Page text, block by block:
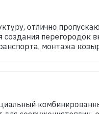
отлично
создания перегородок
монтажа